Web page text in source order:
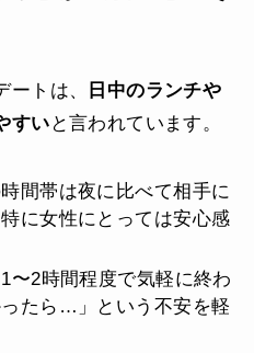
トは、
日中のランチや
すい と言われています。
時間帯は夜に比べて相手に
に女性にとっては安心感
1〜2時間程度で気軽に終わ
たら…」という不安を軽